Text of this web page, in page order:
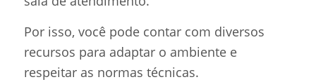
Por isso, você pode contar com diversos
recursos para adaptar o ambiente e
respeitar as normas técnicas.